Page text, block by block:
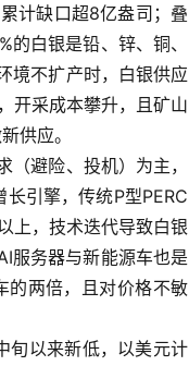
计缺口超8亿盎司；叠
白银是铅、锌、铜、
境不扩产时，白银供应
开采成本攀升，且矿山
供应。
避险、投机）为主，
引擎，传统P型PERC
上，技术迭代导致白银
服务器与新能源车也是
的两倍，且对价格不敏
旬以来新低，以美元计